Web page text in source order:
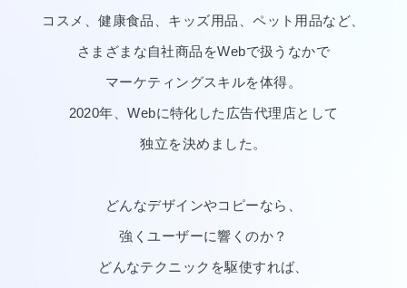
コスメ、健康食品、キッズ用品、ペット用品など、
さまざまな自社商品をWebで扱うなかで
マーケティングスキルを体得。
2020年、Webに特化した広告代理店として
独立を決めました。
どんなデザインやコピーなら、
強くユーザーに響くのか？
どんなテクニックを駆使すれば、